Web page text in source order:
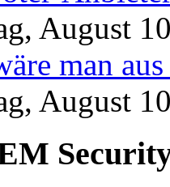
August
man
August